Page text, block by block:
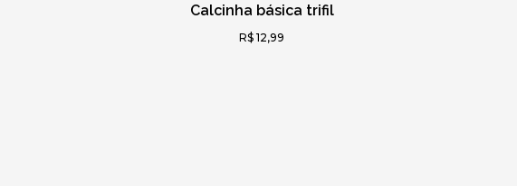
Calcinha básica trifil
R$ 12,99